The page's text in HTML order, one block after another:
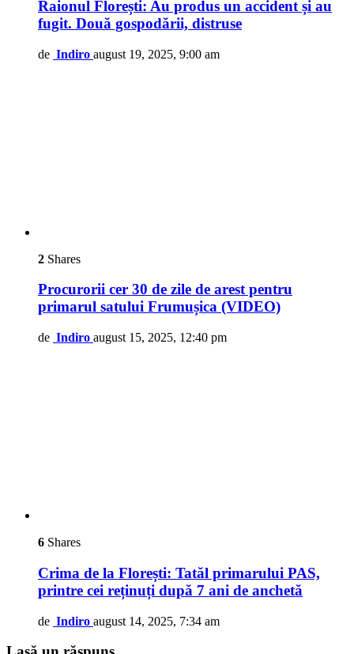
Raionul Florești: Au produs un accident și au
fugit. Două gospodării, distruse
de Indiro august 19, 2025, 9:00 am
2 Shares
Procurorii cer 30 de zile de arest pentru
primarul satului Frumușica (VIDEO)
de Indiro august 15, 2025, 12:40 pm
6 Shares
Crima de la Florești: Tatăl primarului PAS,
printre cei reținuți după 7 ani de anchetă
de Indiro august 14, 2025, 7:34 am